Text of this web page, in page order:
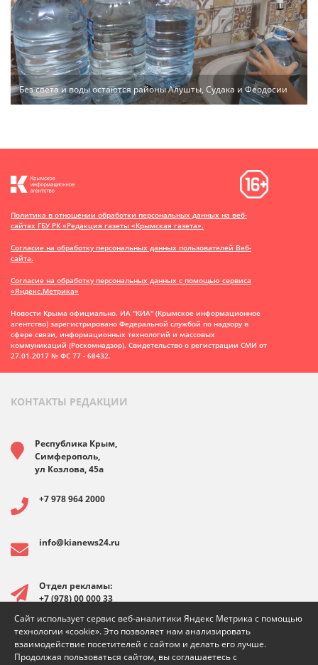
Без света и воды остаются районы Алушты, Судака и Феодосии
Политика в отношении обработки персональных данных на веб-
сайтах ГБУ РК «Редакция газеты «Крымская газета».
Согласие на обработку персональных данных пользователей Веб-
сайта.
Согласие на обработку персональных данных с помощью сервиса
«Яндекс.Метрика»
Новости Крыма официально. ИА "КИА" (Крымское информационное
агентство) зарегистрировано Федеральной службой по надзору в
сфере связи, информационных технологий и массовых
коммуникаций (Роскомнадзор). Свидетельство о регистрации СМИ от
27.01.2017 № ФС 77 - 68432.
КОНТАКТЫ РЕДАКЦИИ
Республика Крым,
Симферополь,
ул Козлова, 45а
+7 978 964 2000
info@kianews24.ru
Отдел рекламы:
+7 (978) 00 000 33
Сайт использует сервис веб-аналитики Яндекс Метрика с помощью
технологии «cookie». Это позволяет нам анализировать
взаимодействие посетителей с сайтом и делать его лучше.
Продолжая пользоваться сайтом, вы соглашаетесь с